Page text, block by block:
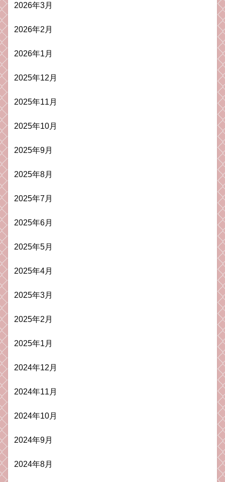
2026年3月
2026年2月
2026年1月
2025年12月
2025年11月
2025年10月
2025年9月
2025年8月
2025年7月
2025年6月
2025年5月
2025年4月
2025年3月
2025年2月
2025年1月
2024年12月
2024年11月
2024年10月
2024年9月
2024年8月